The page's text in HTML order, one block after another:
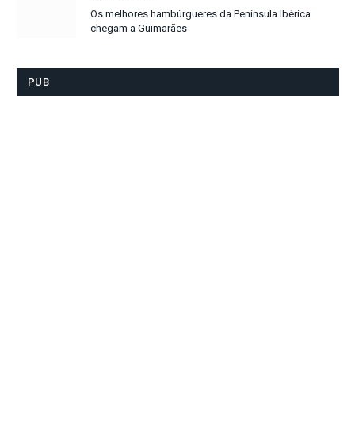
Os melhores hambúrgueres da Península Ibérica
chegam a Guimarães
PUB